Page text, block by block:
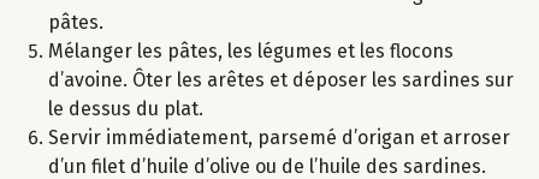
pâtes.
Mélanger les pâtes, les légumes et les flocons
d’avoine. Ôter les arêtes et déposer les sardines sur
le dessus du plat.
Servir immédiatement, parsemé d’origan et arroser
d’un filet d’huile d’olive ou de l’huile des sardines.